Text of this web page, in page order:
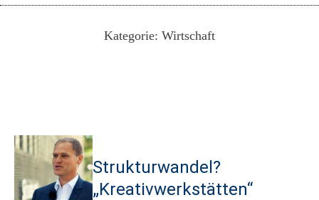
Kategorie: Wirtschaft
Strukturwandel?
„Kreativwerkstätten“